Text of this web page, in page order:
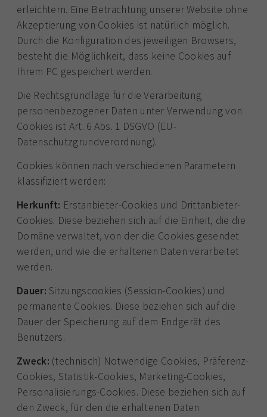
erleichtern. Eine Betrachtung unserer Website ohne
Akzeptierung von Cookies ist natürlich möglich.
Durch die Konfiguration des jeweiligen Browsers,
besteht die Möglichkeit, dass keine Cookies auf
Ihrem PC gespeichert werden.
Die Rechtsgrundlage für die Verarbeitung
personenbezogener Daten unter Verwendung von
Cookies ist Art. 6 Abs. 1 DSGVO (EU-
Datenschutzgrundverordnung).
Cookies können nach verschiedenen Parametern
klassifiziert werden:
Herkunft: Erstanbieter-Cookies und Drittanbieter-
Cookies. Diese beziehen sich auf die Einheit, die die
Domäne verwaltet, von der die Cookies gesendet
werden, und wie die erhaltenen Daten verarbeitet
werden.
Dauer: Sitzungscookies (Session-Cookies) und
permanente Cookies. Diese beziehen sich auf die
Dauer der Speicherung auf dem Endgerät des
Benutzers.
Zweck: (technisch) Notwendige Cookies, Präferenz-
Cookies, Statistik-Cookies, Marketing-Cookies,
Personalisierungs-Cookies. Diese beziehen sich auf
den Zweck, für den die erhaltenen Daten